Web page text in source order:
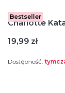
Bestseller
Charlotte
Cena
19,99 zł
Dostępność: